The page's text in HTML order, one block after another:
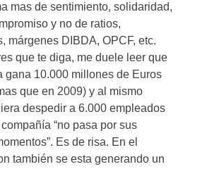
mas de sentimiento, solidaridad,
y no de ratios,
márgenes DIBDA, OPCF, etc.
que te diga, me duele leer que
gana 10.000 millones de Euros
que en 2009) y al mismo
despedir a 6.000 empleados
“no pasa por sus
Es de risa. En el
también se esta generando un